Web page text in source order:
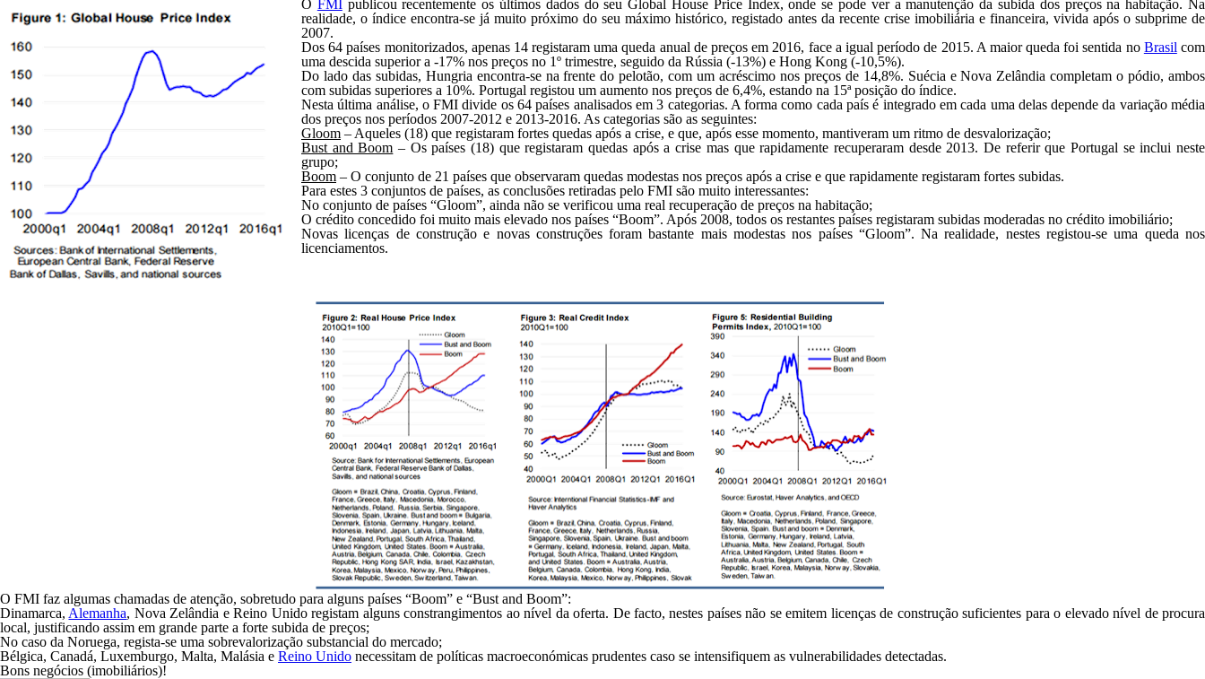
O FMIpublicou recentemente os últimos dados do seu Global House Price Index, onde se pode ver a manutenção da subida dos preços na habitação. Na
realidade, o índice encontra-se já muito próximo do seu máximo histórico, registado antes da recente crise imobiliária e financeira, vivida após o subprime de
2007.
Dos 64 países monitorizados, apenas 14 registaram uma queda anual de preços em 2016, face a igual período de 2015. A maior queda foi sentida no Brasil com
uma descida superior a -17% nos preços no 1º trimestre, seguido da Rússia (-13%) e Hong Kong (-10,5%).
Do lado das subidas, Hungria encontra-se na frente do pelotão, com um acréscimo nos preços de 14,8%. Suécia e Nova Zelândia completam o pódio, ambos
com subidas superiores a 10%. Portugal registou um aumento nos preços de 6,4%, estando na 15ª posição do índice.
Nesta última análise, o FMI divide os 64 países analisados em 3 categorias. A forma como cada país é integrado em cada uma delas depende da variação média
dos preços nos períodos 2007-2012 e 2013-2016. As categorias são as seguintes:
Gloom – Aqueles (18) que registaram fortes quedas após a crise, e que, após esse momento, mantiveram um ritmo de desvalorização;
Bust and Boom – Os países (18) que registaram quedas após a crise mas que rapidamente recuperaram desde 2013. De referir que Portugal se inclui neste
grupo;
Boom – O conjunto de 21 países que observaram quedas modestas nos preços após a crise e que rapidamente registaram fortes subidas.
Para estes 3 conjuntos de países, as conclusões retiradas pelo FMI são muito interessantes:
No conjunto de países “Gloom”, ainda não se verificou uma real recuperação de preços na habitação;
O crédito concedido foi muito mais elevado nos países “Boom”. Após 2008, todos os restantes países registaram subidas moderadas no crédito imobiliário;
Novas licenças de construção e novas construções foram bastante mais modestas nos países “Gloom”. Na realidade, nestes registou-se uma queda nos
licenciamentos.
O FMI faz algumas chamadas de atenção, sobretudo para alguns países “Boom” e “Bust and Boom”:
Dinamarca, Alemanha, Nova Zelândia e Reino Unido registam alguns constrangimentos ao nível da oferta. De facto, nestes países não se emitem licenças de construção suficientes para o elevado nível de procura
local, justificando assim em grande parte a forte subida de preços;
No caso da Noruega, regista-se uma sobrevalorização substancial do mercado;
Bélgica, Canadá, Luxemburgo, Malta, Malásia e Reino Unido necessitam de políticas macroeconómicas prudentes caso se intensifiquem as vulnerabilidades detectadas.
Bons negócios (imobiliários)!